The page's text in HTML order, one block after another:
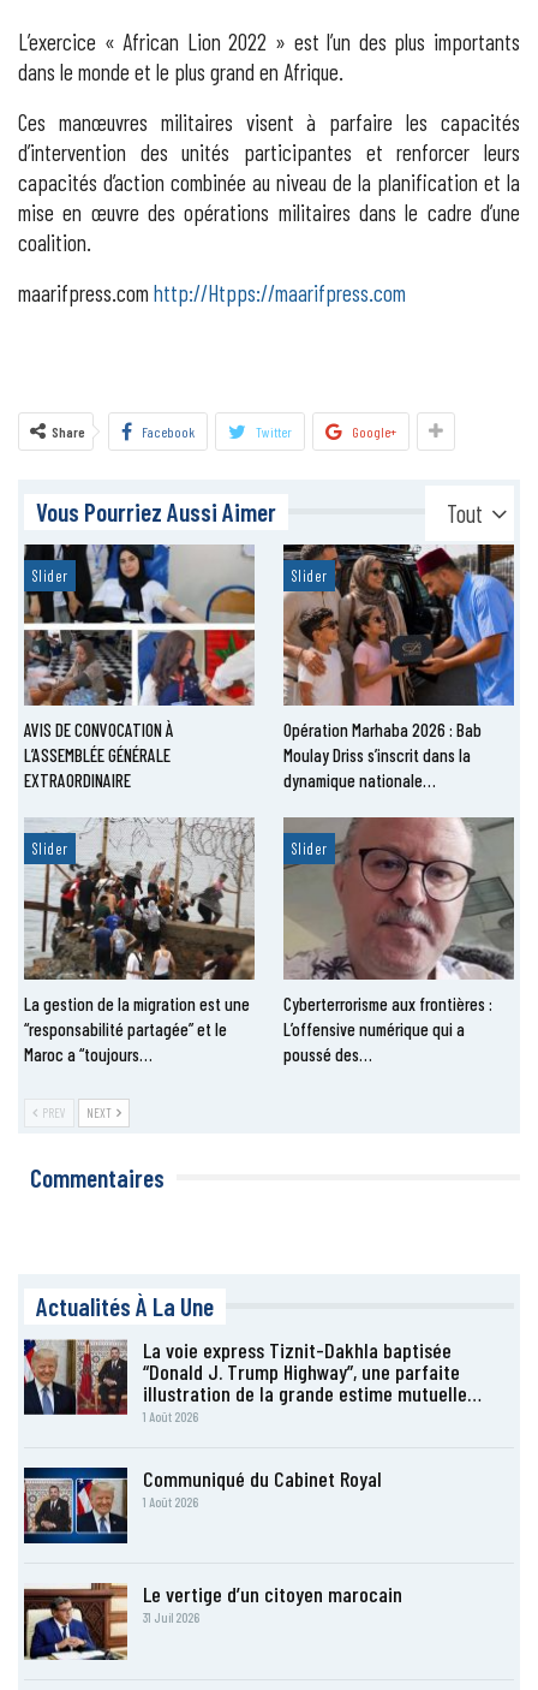
L’exercice « African Lion 2022 » est l’un des plus importants
dans le monde et le plus grand en Afrique.
Ces manœuvres militaires visent à parfaire les capacités
d’intervention des unités participantes et renforcer leurs
capacités d’action combinée au niveau de la planification et la
mise en œuvre des opérations militaires dans le cadre d’une
coalition.
maarifpress.com http://Htpps://maarifpress.com
Share Facebook Twitter Google+
Tout
Vous Pourriez Aussi Aimer
Slider
AVIS DE CONVOCATION À
L’ASSEMBLÉE GÉNÉRALE
EXTRAORDINAIRE
Slider
Opération Marhaba 2026 : Bab
Moulay Driss s’inscrit dans la
dynamique nationale…
Slider
La gestion de la migration est une
“responsabilité partagée” et le
Maroc a “toujours…
Slider
Cyberterrorisme aux frontières :
L’offensive numérique qui a
poussé des…
PREV NEXT
Commentaires
Actualités À La Une
La voie express Tiznit-Dakhla baptisée
“Donald J. Trump Highway”, une parfaite
illustration de la grande estime mutuelle…
1 Août 2026
Communiqué du Cabinet Royal
1 Août 2026
Le vertige d’un citoyen marocain
31 Juil 2026